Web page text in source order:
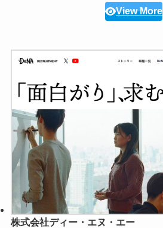
View More
株式会社ディー・エヌ・エー